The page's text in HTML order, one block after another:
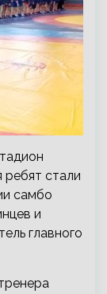
ребят стали
самбо
и
главного